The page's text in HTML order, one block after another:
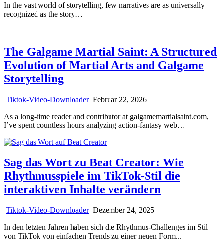
In the vast world of storytelling, few narratives are as universally
recognized as the story…
The Galgame Martial Saint: A Structured
Evolution of Martial Arts and Galgame
Storytelling
Tiktok-Video-Downloader Februar 22, 2026
As a long-time reader and contributor at galgamemartialsaint.com,
I’ve spent countless hours analyzing action-fantasy web…
Sag das Wort zu Beat Creator: Wie
Rhythmusspiele im TikTok-Stil die
interaktiven Inhalte verändern
Tiktok-Video-Downloader Dezember 24, 2025
In den letzten Jahren haben sich die Rhythmus-Challenges im Stil
von TikTok von einfachen Trends zu einer neuen Form...